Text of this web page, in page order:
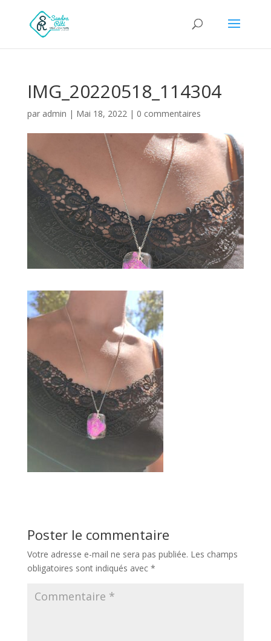
IMG_20220518_114304
par admin | Mai 18, 2022| 0 commentaires
Poster le commentaire
Votre adresse e-mail ne sera pas publiée. Les champs
obligatoires sont indiqués avec *